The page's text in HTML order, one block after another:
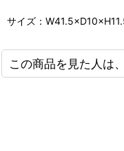
サイズ：
この商品を見た人は